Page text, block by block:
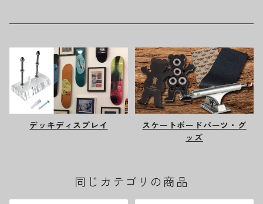
デッキディスプレイ
スケートボードパーツ・グ
ッズ
同じカテゴリの商品